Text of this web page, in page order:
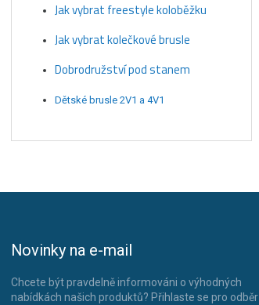
Jak vybrat freestyle koloběžku
Jak vybrat kolečkové brusle
Dobrodružství pod stanem
Dětské brusle 2V1 a 4V1
Novinky na e-mail
Chcete být pravdelně informováni o výhodných
nabídkách našich produktů? Přihlaste se pro odběr